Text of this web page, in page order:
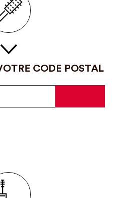
CODE POSTAL